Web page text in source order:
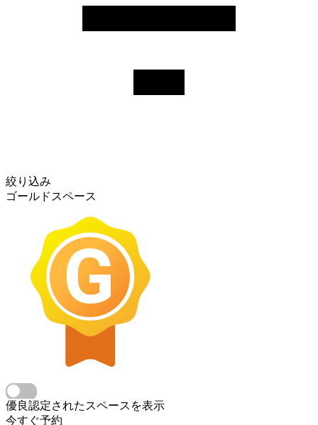
絞り込み
ゴールドスペース
優良認定されたスペースを表示
今すぐ予約